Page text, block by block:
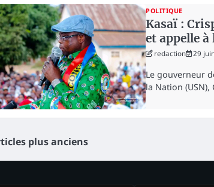
POLITIQUE
Kasaï :
et appelle
redaction 29
Le gouverneur
la Nation
plus anciens